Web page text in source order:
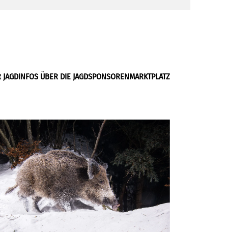
JAGDINFOS ÜBER DIE JAGDSPONSORENMARKTPLATZ